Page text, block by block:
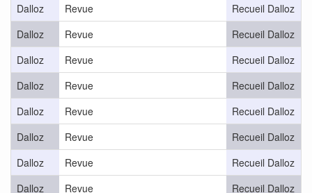
Dalloz Revue Recueil Dalloz
Dalloz
Revue Recueil Dalloz
Dalloz
Revue Recueil Dalloz
Dalloz
Revue Recueil Dalloz
Dalloz
Revue Recueil Dalloz
Dalloz
Revue Recueil Dalloz
Dalloz
Revue Recueil Dalloz
Dalloz
Revue Recueil Dalloz